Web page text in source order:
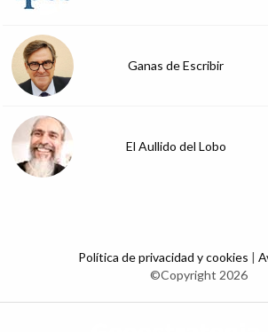
Ganas de Escribir
El Aullido del Lobo
Política de privacidad y cookies |
©Copyright 2026